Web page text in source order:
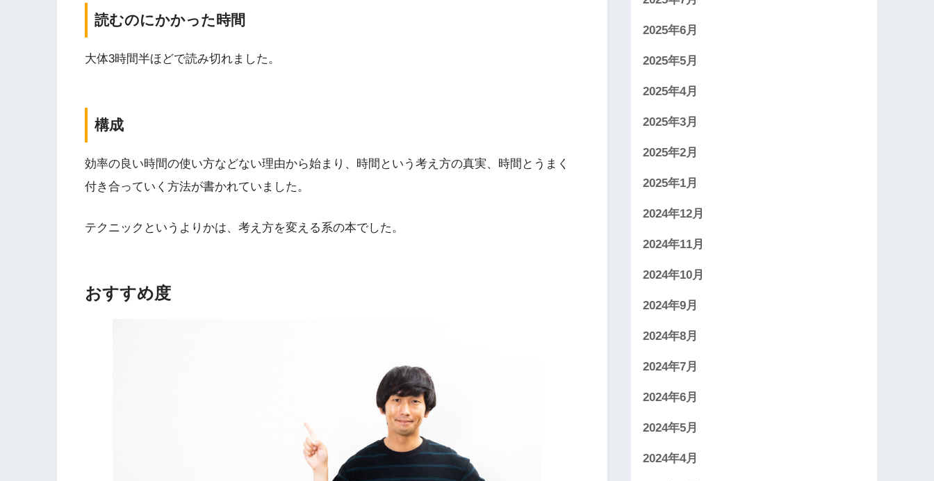
読むのにかかった時間
大体3時間半ほどで読み切れました。
構成
効率の良い時間の使い方などない理由から始まり、時間という考え方の真実、時間とうまく
付き合っていく方法が書かれていました。
テクニックというよりかは、考え方を変える系の本でした。
おすすめ度
2025年6月
2025年5月
2025年4月
2025年3月
2025年2月
2025年1月
2024年12月
2024年11月
2024年10月
2024年9月
2024年8月
2024年7月
2024年6月
2024年5月
2024年4月